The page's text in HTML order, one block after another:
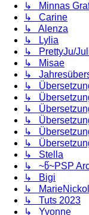
↳ Minnas
↳ Carine
↳ Alenza
↳ Lylia
↳ PrettyJu/
↳ Misae
↳
↳
↳
↳
↳
↳
↳
↳ Stella
↳ ~წ~PSP
↳ Bigi
↳
↳ Tuts 2023
↳ Yvonne